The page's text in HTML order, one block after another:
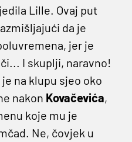
Lille. Ovaj put
da je
jer je
I skuplji, naravno!
na klupu sjeo oko
nakon Kovačevića,
koje mu je
Ne, čovjek u